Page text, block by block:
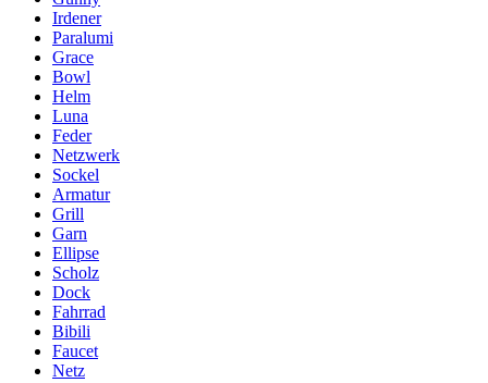
Irdener
Paralumi
Grace
Bowl
Helm
Luna
Feder
Netzwerk
Sockel
Armatur
Grill
Garn
Ellipse
Scholz
Dock
Fahrrad
Bibili
Faucet
Netz